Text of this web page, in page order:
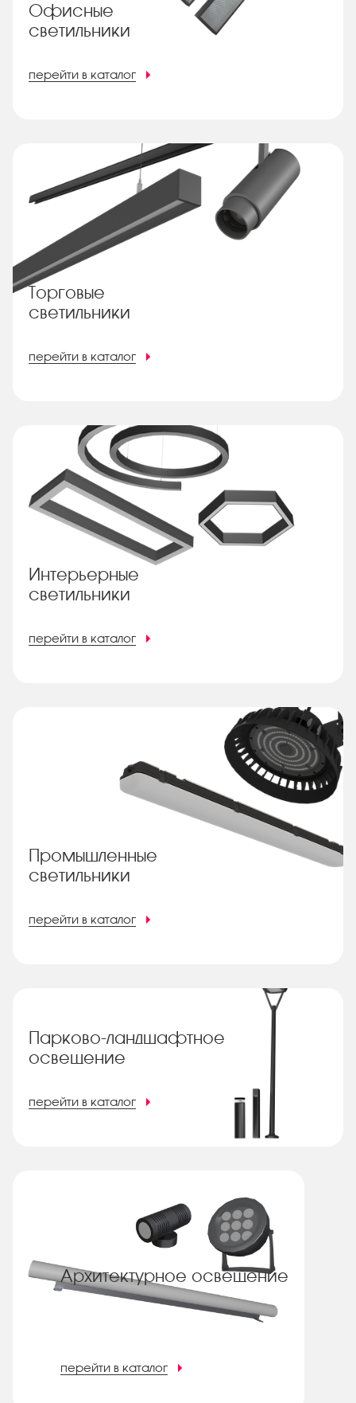
Офисные
светильники
перейти в каталог
Торговые
светильники
перейти в каталог
Интерьерные
светильники
перейти в каталог
Промышленные
светильники
перейти в каталог
Парково-ландшафтное
освещение
перейти в каталог
Архитектурное освещение
перейти в каталог